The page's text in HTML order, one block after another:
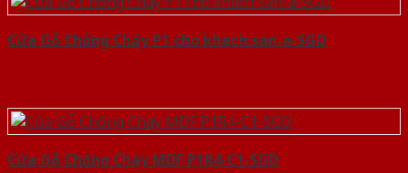
Cửa Gỗ Chống Cháy P1 cho khach san-a-SGD
Cửa Gỗ Chống Cháy MDF P1R4-C1-SGD